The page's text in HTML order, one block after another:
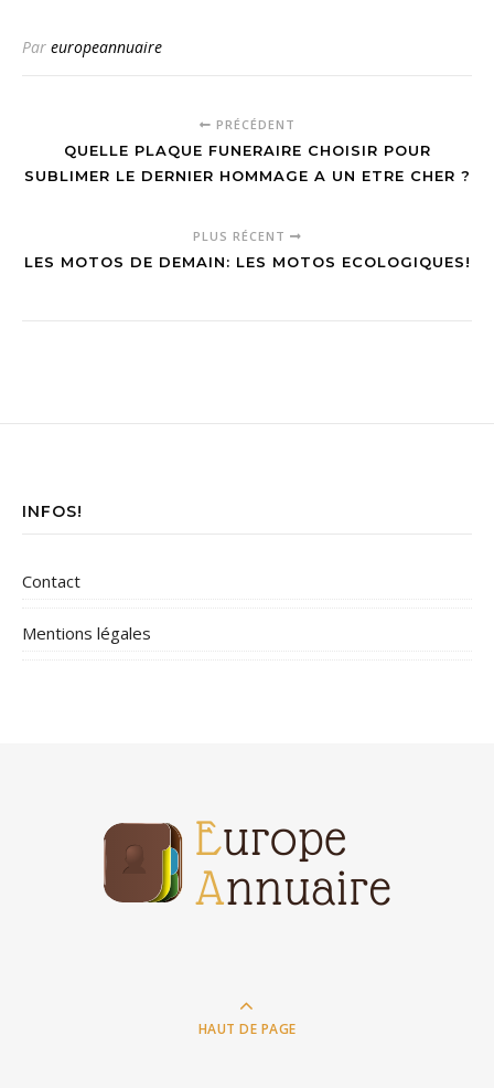
Guide Pratique
avec 4
Alternatives
Par europeannuaire
PRÉCÉDENT
QUELLE PLAQUE FUNERAIRE CHOISIR POUR
SUBLIMER LE DERNIER HOMMAGE A UN ETRE CHER ?
PLUS RÉCENT
LES MOTOS DE DEMAIN: LES MOTOS ECOLOGIQUES!
INFOS!
Contact
Mentions légales
HAUT DE PAGE